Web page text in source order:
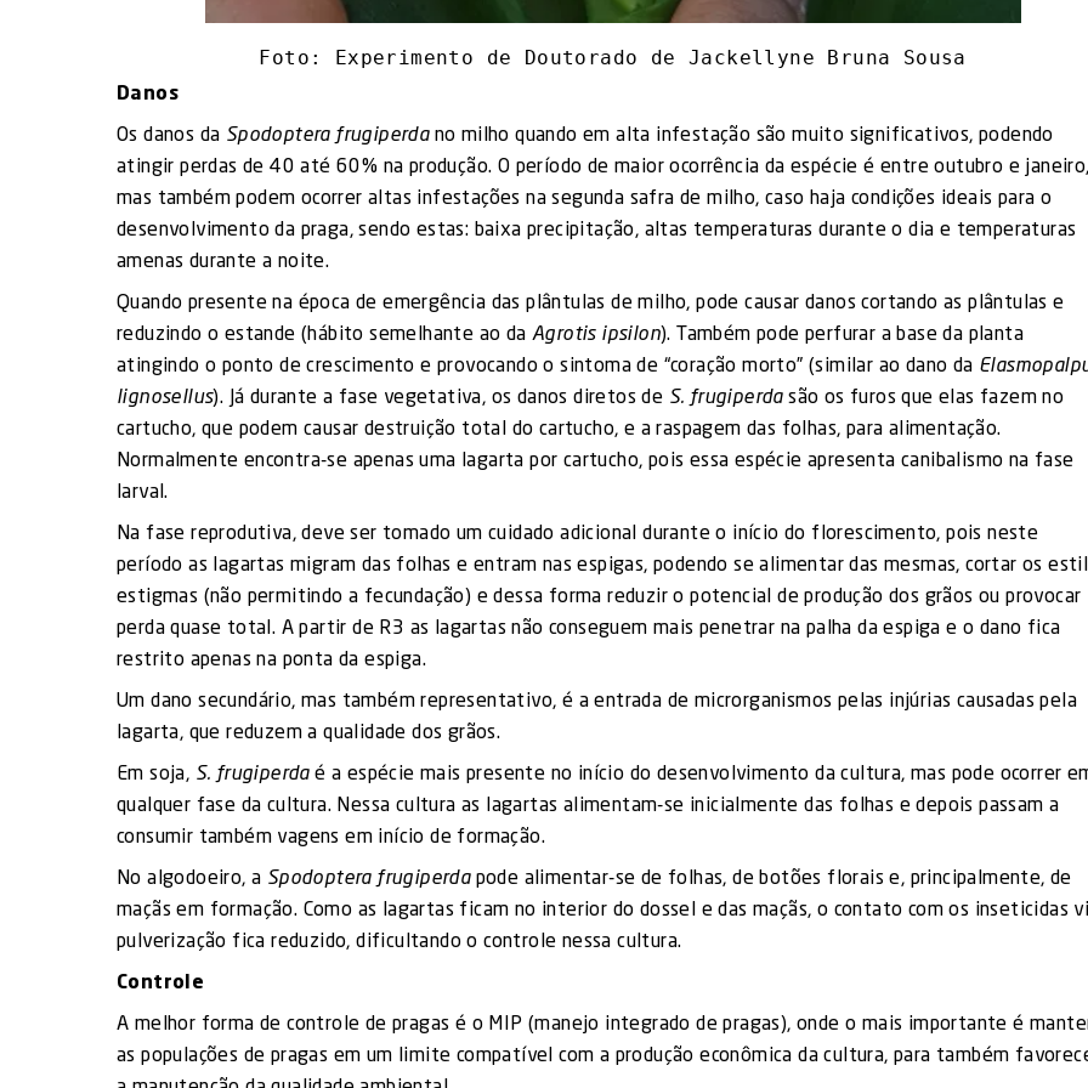
Foto: Experimento de Doutorado de Jackellyne Bruna Sousa
Danos
Os danos da Spodoptera frugiperdano milho quando em alta infestação são muito significativos, podendo
atingir perdas de 40 até 60% na produção. O período de maior ocorrência da espécie é entre outubro e
mas também podem ocorrer altas infestações na segunda safra de milho, caso haja condições ideais para o
desenvolvimento da praga, sendo estas: baixa precipitação, altas temperaturas durante o dia e temperaturas
amenas durante a noite.
Quando presente na época de emergência das plântulas de milho, pode causar danos cortando as plântulas e
reduzindo o estande (hábito semelhante ao da Agrotis ipsilon). Também pode perfurar a base da planta
atingindo o ponto de crescimento e provocando o sintoma de “coração morto” (similar ao dano da
lignosellus). Já durante a fase vegetativa, os danos diretos de S. frugiperdasão os furos que elas fazem no
cartucho, que podem causar destruição total do cartucho, e a raspagem das folhas, para alimentação.
Normalmente encontra-se apenas uma lagarta por cartucho, pois essa espécie apresenta canibalismo na fase
larval.
Na fase reprodutiva, deve ser tomado um cuidado adicional durante o início do florescimento, pois neste
período as lagartas migram das folhas e entram nas espigas, podendo se alimentar das mesmas, cortar os
estigmas (não permitindo a fecundação) e dessa forma reduzir o potencial de produção dos grãos ou provocar
perda quase total. A partir de R3 as lagartas não conseguem mais penetrar na palha da espiga e o dano fica
restrito apenas na ponta da espiga.
Um dano secundário, mas também representativo, é a entrada de microrganismos pelas injúrias causadas pela
lagarta, que reduzem a qualidade dos grãos.
Em soja, S. frugiperdaé a espécie mais presente no início do desenvolvimento da cultura, mas pode ocorrer
qualquer fase da cultura. Nessa cultura as lagartas alimentam-se inicialmente das folhas e depois passam a
consumir também vagens em início de formação.
No algodoeiro, a Spodoptera frugiperdapode alimentar-se de folhas, de botões florais e, principalmente, de
maçãs em formação. Como as lagartas ficam no interior do dossel e das maçãs, o contato com os inseticidas
pulverização fica reduzido, dificultando o controle nessa cultura.
Controle
A melhor forma de controle de pragas é o MIP (manejo integrado de pragas), onde o mais importante é
as populações de pragas em um limite compatível com a produção econômica da cultura, para também